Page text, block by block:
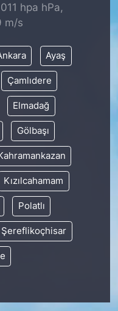
hpa hPa,
m/s
Ayaş
Çamlıdere
Elmadağ
Gölbaşı
Kızılcahamam
Polatlı
Şereflikoçhisar